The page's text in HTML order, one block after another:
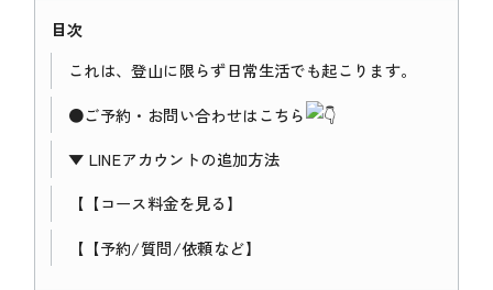
目次
これは、登山に限らず日常生活でも起こります。
●ご予約・お問い合わせはこちら
▼ LINEアカウントの追加方法
【 【コース料金を見る】
【 【予約/質問/依頼など】